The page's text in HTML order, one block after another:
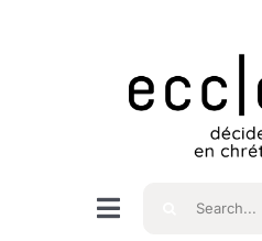
Navigation
Rechercher